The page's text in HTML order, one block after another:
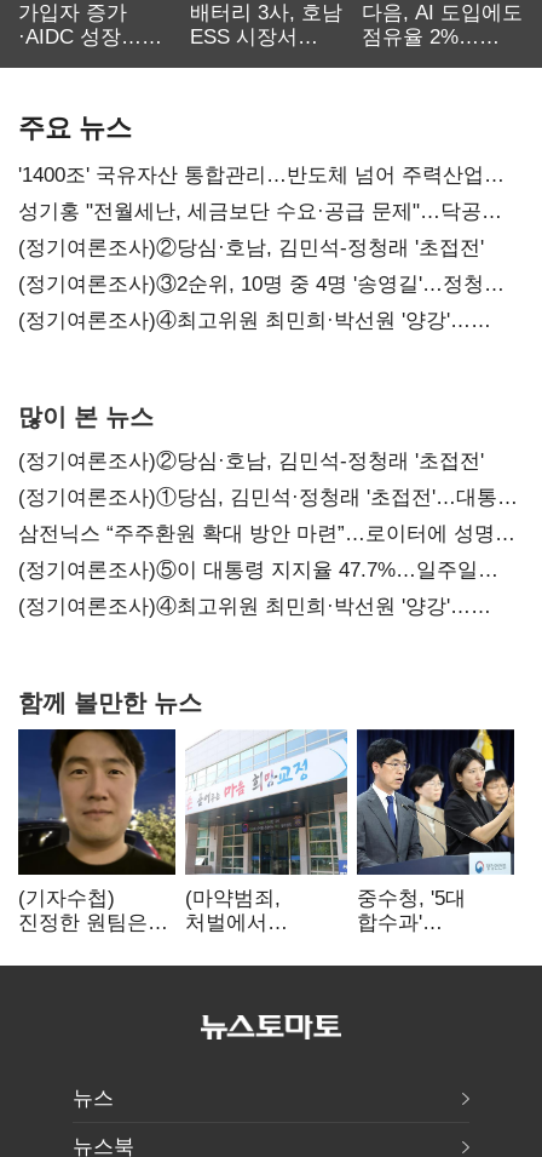
가입자 증가
·AIDC 성장…
배터리 3사, 호남
ESS 시장서
다음, AI 도입에도
점유율 2%…
주요 뉴스
'1400조' 국유자산 통합관리…반도체 넘어 주력산업
구조혁신
성기홍 "전월세난, 세금보단 수요·공급 문제"…닥공
시사
(정기여론조사)②당심·호남, 김민석-정청래 '초접전'
(정기여론조사)③2순위, 10명 중 4명 '송영길'…정청래
'한 자릿수'
(정기여론조사)④최고위원 최민희·박선원 '양강'…
많이 본 뉴스
(정기여론조사)②당심·호남, 김민석-정청래 '초접전'
(정기여론조사)①당심, 김민석·정청래 '초접전'…대통령
지지도 '50% 아래로'(종합)
삼전닉스 “주주환원 확대 방안 마련”…로이터에 성명
보내
(정기여론조사)⑤이 대통령 지지율 47.7%…일주일
만에 다시 40%대
(정기여론조사)④최고위원 최민희·박선원 '양강'…
함께 볼만한 뉴스
(기자수첩)
진정한 원팀은
때 완성
(마약범죄,
처벌에서
마약은 전염병…
재활과정 개발
중"
중수청, '5대
합수과'
수사·기소
뉴스
뉴스북